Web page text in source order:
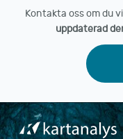
Kontakta oss om du
uppdaterad